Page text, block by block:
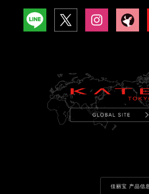
佳丽宝 产品信